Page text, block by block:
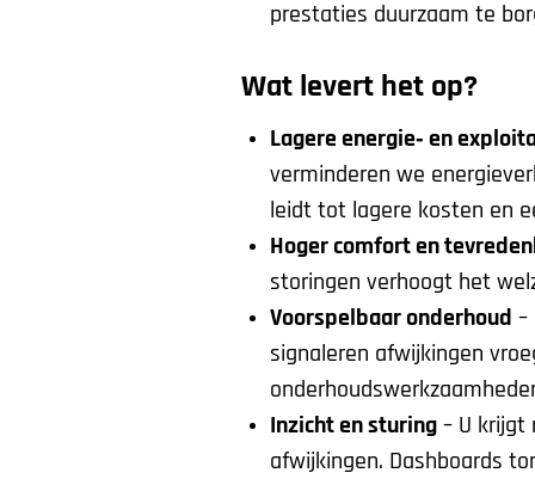
prestaties duurzaam te
Wat levert het op?
Lagere energie‑ en
verminderen we
leidt tot lagere kosten en
Hoger comfort en
storingen verhoogt het
Voorspelbaar onderhoud –
signaleren afwijkingen
Inzicht en sturing– U krijgt
afwijkingen. Dashboards